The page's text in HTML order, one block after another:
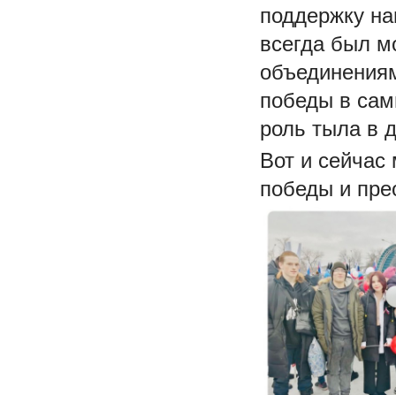
поддержку
всегда был
победы в
роль тыла в
Вот и
победы и